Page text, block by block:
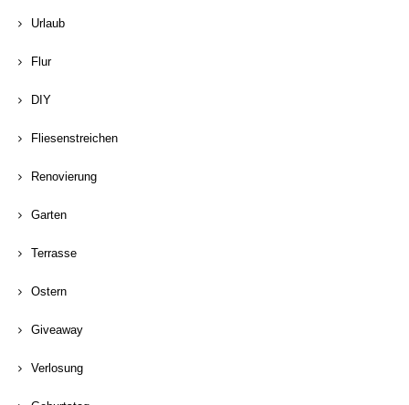
Urlaub
Flur
DIY
Fliesenstreichen
Renovierung
Garten
Terrasse
Ostern
Giveaway
Verlosung